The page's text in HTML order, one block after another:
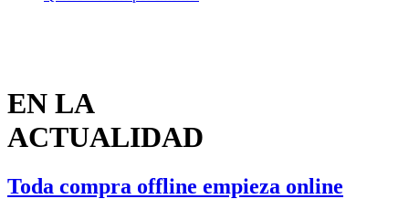
EN LA
ACTUALIDAD
Toda compra offline empieza online